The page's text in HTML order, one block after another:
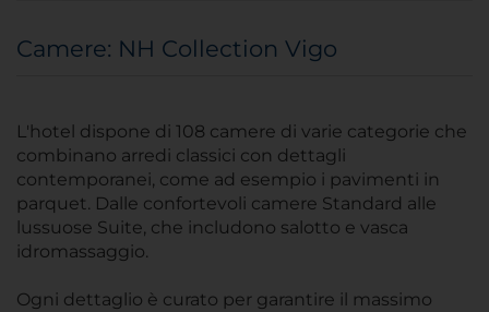
Camere: NH Collection Vigo
L'hotel dispone di 108 camere di varie categorie che
combinano arredi classici con dettagli
contemporanei, come ad esempio i pavimenti in
parquet. Dalle confortevoli camere Standard alle
lussuose Suite, che includono salotto e vasca
idromassaggio.
Ogni dettaglio è curato per garantire il massimo